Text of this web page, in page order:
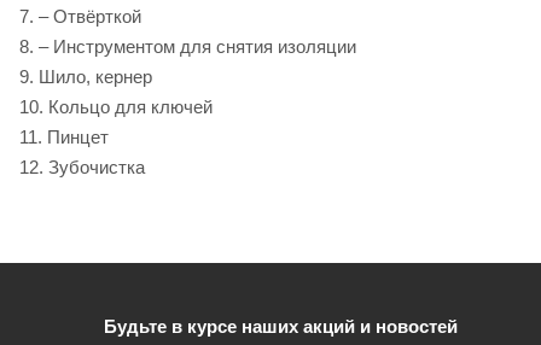
7. – Отвёрткой
8. – Инструментом для снятия изоляции
9. Шило, кернер
10. Кольцо для ключей
11. Пинцет
12. Зубочистка
Будьте в курсе наших акций и новостей